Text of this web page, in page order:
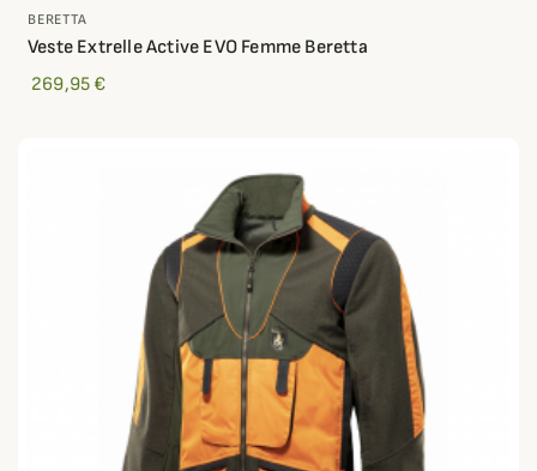
BERETTA
Veste Extrelle Active EVO Femme Beretta
269,95 €